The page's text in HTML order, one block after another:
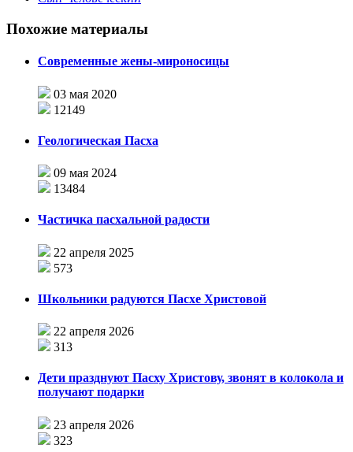
Похожие материалы
Современные жены-мироносицы
03 мая 2020
12149
Геологическая Пасха
09 мая 2024
13484
Частичка пасхальной радости
22 апреля 2025
573
Школьники радуются Пасхе Христовой
22 апреля 2026
313
Дети празднуют Пасху Христову, звонят в колокола и
получают подарки
23 апреля 2026
323